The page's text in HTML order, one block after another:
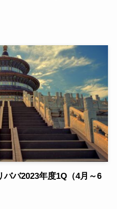
バ2023年度1Q（4月～6